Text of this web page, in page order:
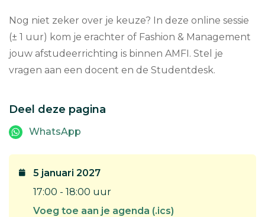
Nog niet zeker over je keuze? In deze online sessie
(± 1 uur) kom je erachter of Fashion & Management
jouw afstudeerrichting is binnen AMFI. Stel je
vragen aan een docent en de Studentdesk.
Deel deze pagina
WhatsApp
5 januari 2027
17:00 - 18:00 uur
Voeg toe aan je agenda (.ics)